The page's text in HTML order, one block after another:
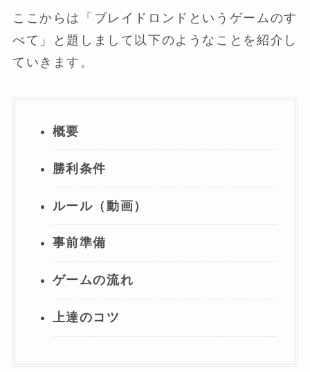
ここからは「ブレイドロンドというゲームのす
べて」と題しまして以下のようなことを紹介し
ていきます。
概要
勝利条件
ルール（動画）
事前準備
ゲームの流れ
上達のコツ